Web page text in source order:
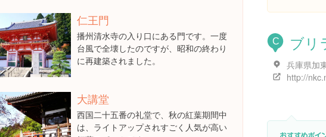
仁王門
播州清水寺の入り口にある門です。一度
台風で全壊したのですが、昭和の終わり
に再建築されました。
大講堂
西国二十五番の礼堂で、秋の紅葉期間中
は、ライトアップされすごく人気が高い
C ブリ
兵庫県加
http://